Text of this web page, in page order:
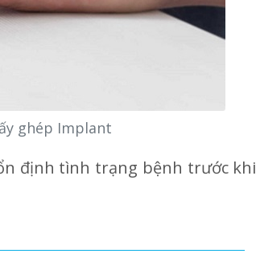
ghép Implant
định tình trạng bệnh trước khi